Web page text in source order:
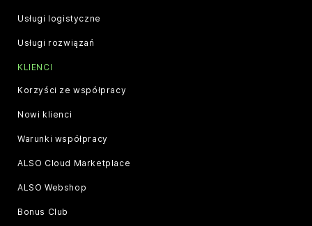
Usługi logistyczne
Usługi rozwiązań
KLIENCI
Korzyści ze współpracy
Nowi klienci
Warunki współpracy
ALSO Cloud Marketplace
ALSO Webshop
Bonus Club